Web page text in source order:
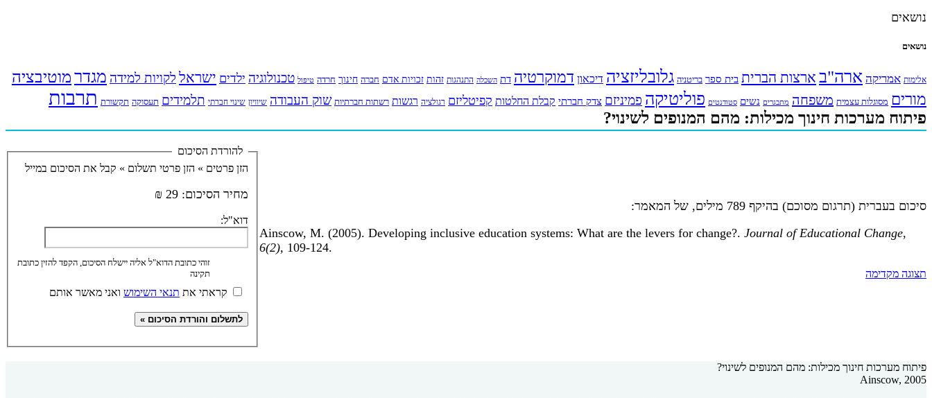
נושאים
נושאים
אלימות אמריקה ארה"ב ארצות הברית בית ספר בריטניה גלובליזציה דיכאון דמוקרטיה דת השכלה התנהגות זהות זכויות אדם חברה חינוך חרדה טיפול טכנולוגיה ילדים ישראל לקויות למידה מגדרמוטיבציה
מורים מסוגלות עצמית משפחה מתבגרים נשים סטודנטים פוליטיקה פמיניזם צדק חברתי קבלת החלטות קפיטליזם רגולציה רגשות רשתות חברתיות שוק העבודה שיוויון שינוי חברתי תלמידים תעסוקה תקשורת תרבות
פיתוח מערכות חינוך מכילות: מהם המנופים לשינוי?
סיכום בעברית (תרגום מסוכם) בהיקף 789 מילים, של המאמר:
Ainscow, M. (2005). Developing inclusive education systems: What are the levers for change?.Journal of Educational Change,
6(2),
תצוגה מקדימה
להורדת הסיכום
הזן פרטים » הזן פרטי תשלום » קבל את הסיכום במייל
מחיר הסיכום: 29 ₪
דוא"ל:
זוהי כתובת הדוא"ל אליה יישלח הסיכום, הקפד להזין כתובת
תקינה
תנאי השימושואני מאשר אותם
פיתוח מערכות חינוך מכילות: מהם המנופים לשינוי?
Ainscow, 2005